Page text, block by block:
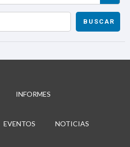
BUSCAR
INFORMES
EVENTOS NOTICIAS